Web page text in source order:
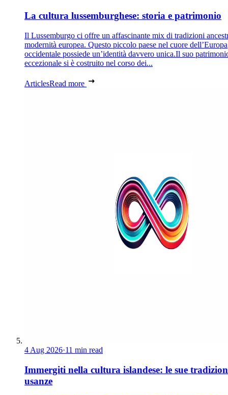
La cultura lussemburghese: storia e patrimonio
Il Lussemburgo ci offre un affascinante mix di tradizioni
modernità europea. Questo piccolo paese nel cuore dell’Europa
occidentale possiede un’identità davvero unica.Il suo
eccezionale si è costruito nel corso dei...
ArticlesRead more
4 Aug 2026·11 min read
Immergiti nella cultura islandese: le sue
usanze